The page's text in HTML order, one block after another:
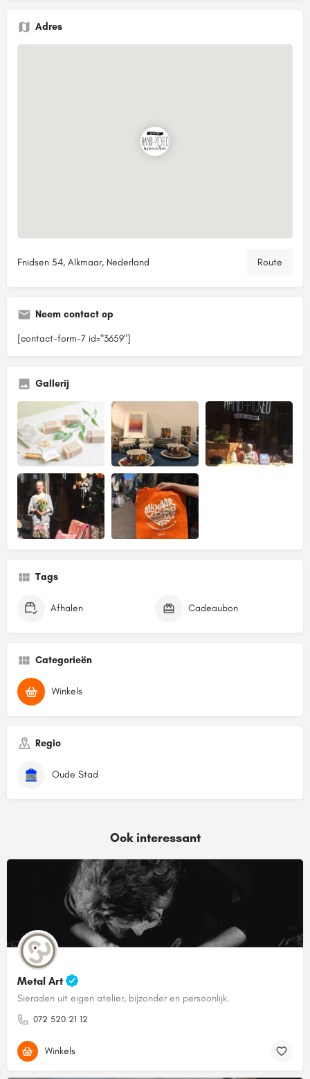
Adres
Fnidsen 54, Alkmaar, Nederland Route
Neem contact op
[contact-form-7 id="3659"]
Gallerij
Tags
Afhalen Cadeaubon
Categorieën
Winkels
Regio
Oude Stad
Ook interessant
Metal Art
Sieraden uit eigen atelier, bijzonder en persoonlijk.
072 520 21 12
Winkels